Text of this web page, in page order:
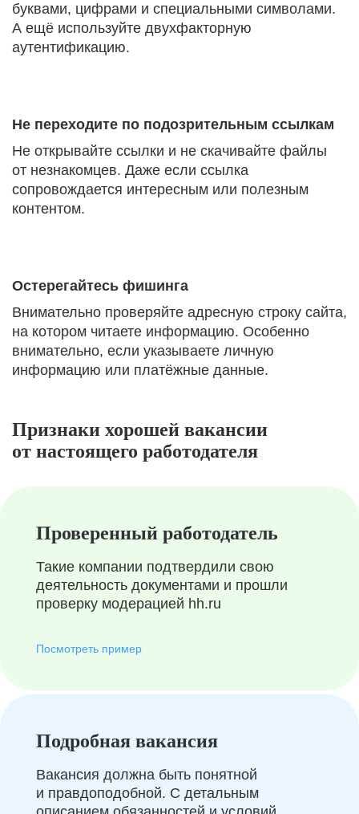
буквами, цифрами и специальными символами.
А ещё используйте двухфакторную
аутентификацию.
Не переходите по подозрительным ссылкам
Не открывайте ссылки и не скачивайте файлы
от незнакомцев. Даже если ссылка
сопровождается интересным или полезным
контентом.
Остерегайтесь фишинга
Внимательно проверяйте адресную строку сайта,
на котором читаете информацию. Особенно
внимательно, если указываете личную
информацию или платёжные данные.
Признаки хорошей вакансии
от настоящего работодателя
Проверенный работодатель
Такие компании подтвердили свою
деятельность документами и прошли
проверку модерацией hh.ru
Посмотреть пример
Подробная вакансия
Вакансия должна быть понятной
и правдоподобной. С детальным